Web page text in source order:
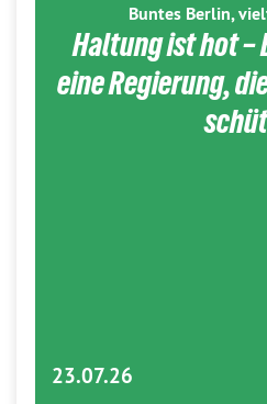
Buntes Berlin,
Haltung ist hot –
eine Regierung,
23.07.26